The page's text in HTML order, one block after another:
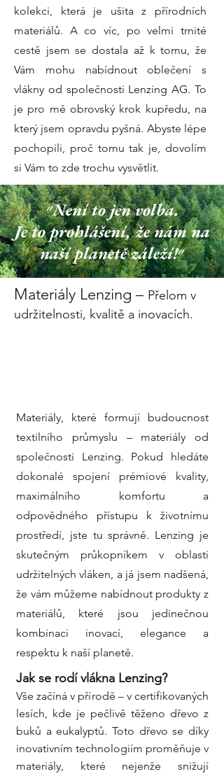
kolekci, která je ušita z přírodních
materiálů. A co víc, po velmi trnité
cestě jsem se dostala až k tomu, že
Vám mohu nabídnout oblečení s
vlákny od společnosti Lenzing AG. To
je pro mě obrovský krok kupředu, na
který jsem opravdu pyšná. Abyste lépe
pochopili, proč tomu tak je, dovolím
si Vám to zde trochu vysvětlit.
״Není to jen volba.
Je to prohlášení, že nám na
naší planetě záleží!״
Materiály Lenzing – Přelom v
udržitelnosti, kvalitě a inovacích.
Materiály, které formují budoucnost
textilního průmyslu – materiály od
společnosti Lenzing. Pokud hledáte
dokonalé spojení prémiové kvality,
maximálního komfortu a
odpovědného přístupu k životnímu
prostředí, jste tu správně. Lenzing je
skutečným průkopníkem v oblasti
udržitelných vláken, a já jsem nadšená,
že vám můžeme nabídnout produkty z
materiálů, které jsou jedinečnou
kombinaci inovací, elegance a
respektu k naší planetě.
Jak se rodí vlákna Lenzing?
Vše začíná v přírodě – v certifikovaných
lesích, kde je pečlivě těženo dřevo z
buků a eukalyptů. Toto dřevo se díky
inovativním technologiím proměňuje v
materiály, které nejenže snižují